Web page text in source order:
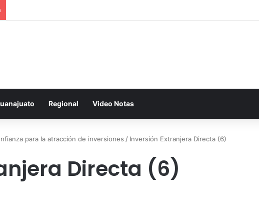
Regional Video Notas
para la atracción de inversiones / Inversión Extranjera Directa (6)
Directa (6)